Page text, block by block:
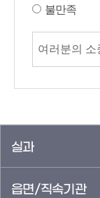
불만족
실과
읍면/직속기관